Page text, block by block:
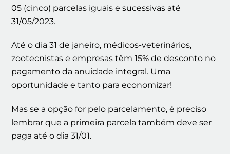
05 (cinco) parcelas iguais e sucessivas até
31/05/2023.
Até o dia 31 de janeiro, médicos-veterinários,
zootecnistas e empresas têm 15% de desconto no
pagamento da anuidade integral. Uma
oportunidade e tanto para economizar!
Mas se a opção for pelo parcelamento, é preciso
lembrar que a primeira parcela também deve ser
paga até o dia 31/01.